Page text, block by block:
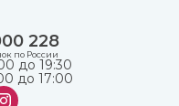
228
по России
до 19:30
до 17:00